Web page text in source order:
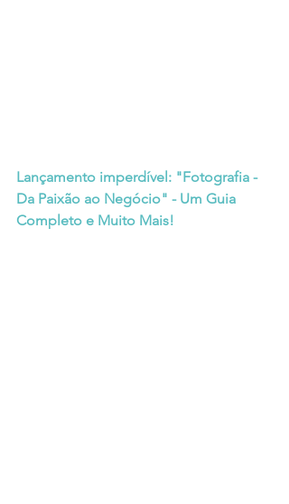
Lançamento imperdível: "Fotografia -
Da Paixão ao Negócio" - Um Guia
Completo e Muito Mais!